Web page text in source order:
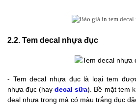
2.2. Tem decal nhựa đục
- Tem decal nhựa đục là loại tem
nhựa đục (haydecal sữa). Bề mặt tem
deal nhựa trong mà có màu trắng đục